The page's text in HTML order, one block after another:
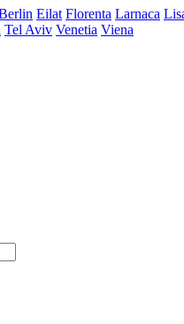
Eilat Florenta Larnaca
Tel Aviv Venetia Viena